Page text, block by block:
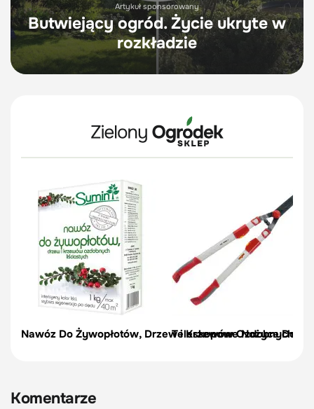
Artykuł sponsorowany
Butwiejący ogród. Życie ukryte w
rozkładzie
Nawóz Do Żywopłotów, Drzew i Krzewów Ozdobnych 1
Teleskopowe Nożyce Do
Komentarze